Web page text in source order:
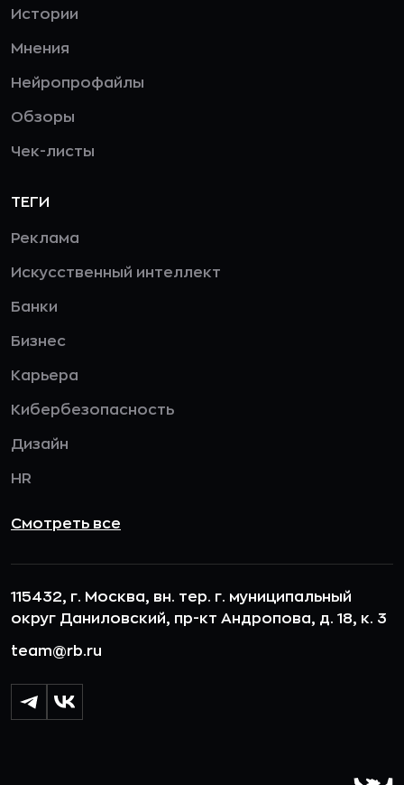
Истории
Мнения
Нейропрофайлы
Обзоры
Чек-листы
ТЕГИ
Реклама
Искусственный интеллект
Банки
Бизнес
Карьера
Кибербезопасность
Дизайн
HR
Смотреть все
115432, г. Москва, вн. тер. г. муниципальный
округ Даниловский, пр-кт Андропова, д. 18, к. 3
team@rb.ru